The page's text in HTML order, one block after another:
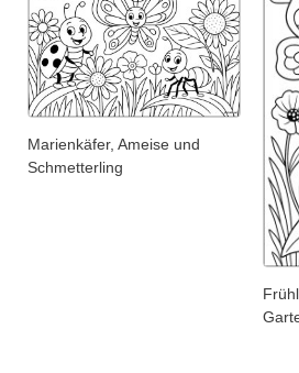
Marienkäfer, Ameise und
Schmetterling